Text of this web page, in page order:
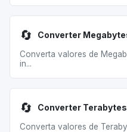
🔄 Converter
Converta valores de
in...
🔄 Converter
Converta valores de